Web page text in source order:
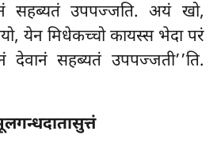
सहब्यतं उपपज्जति. अयं खो,
येन मिधेकच्चो कायस्स भेदा परं
देवानं सहब्यतं उपपज्जती’’ति.